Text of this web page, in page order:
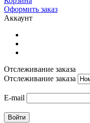
Оформить заказ
Аккаунт
Отслеживание заказа
Отслеживание заказа
E-mail
Войти